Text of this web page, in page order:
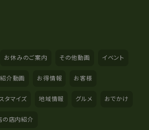
お休みのご案内 その他動画 イベント
介動画 お得情報 お客様
タマイズ 地域情報 グルメ おでかけ
の店内紹介